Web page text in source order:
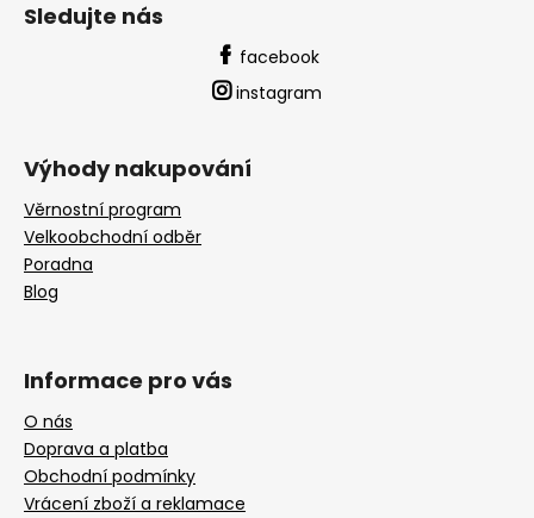
Sledujte nás
facebook
instagram
Výhody nakupování
Věrnostní program
Velkoobchodní odběr
Poradna
Blog
Informace pro vás
O nás
Doprava a platba
Obchodní podmínky
Vrácení zboží a reklamace